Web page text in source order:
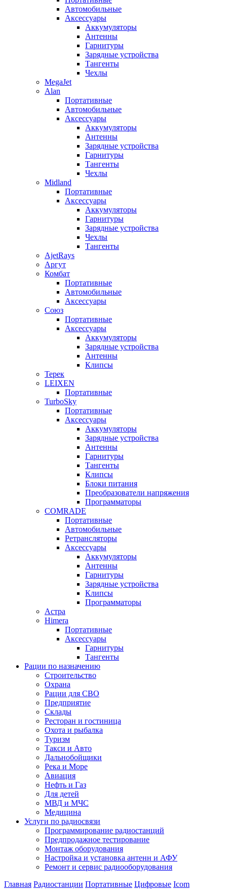
Автомобильные
Аксессуары
Аккумуляторы
Антенны
Гарнитуры
Зарядные устройства
Тангенты
Чехлы
MegaJet
Alan
Портативные
Автомобильные
Аксессуары
Аккумуляторы
Антенны
Зарядные устройства
Гарнитуры
Тангенты
Чехлы
Midland
Портативные
Аксессуары
Аккумуляторы
Гарнитуры
Зарядные устройства
Чехлы
Тангенты
AjetRays
Аргут
Комбат
Портативные
Автомобильные
Аксессуары
Союз
Портативные
Аксессуары
Аккумуляторы
Зарядные устройства
Антенны
Клипсы
Терек
LEIXEN
Портативные
TurboSky
Портативные
Аксессуары
Аккумуляторы
Зарядные устройства
Антенны
Гарнитуры
Тангенты
Клипсы
Блоки питания
Преобразователи напряжения
Программаторы
COMRADE
Портативные
Автомобильные
Ретрансляторы
Аксессуары
Аккумуляторы
Антенны
Гарнитуры
Зарядные устройства
Клипсы
Программаторы
Астра
Himera
Портативные
Аксессуары
Гарнитуры
Тангенты
Рации по назначению
Строительство
Охрана
Рации для СВО
Предприятие
Склады
Ресторан и гостиница
Охота и рыбалка
Туризм
Такси и Авто
Дальнобойщики
Река и Море
Авиация
Нефть и Газ
Для детей
МВД и МЧС
Медицина
Услуги по радиосвязи
Программирование радиостанций
Предпродажное тестирование
Монтаж оборудования
Настройка и установка антенн и АФУ
Ремонт и сервис радиооборудования
Главная Радиостанции Портативные Цифровые Icom